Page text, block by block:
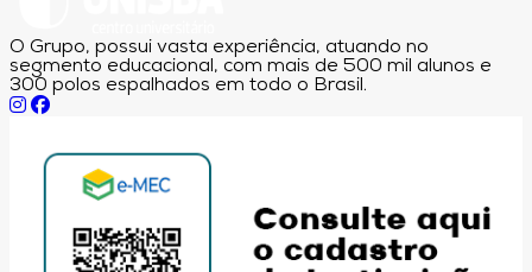
O Grupo, possui vasta experiência, atuando no
segmento educacional, com mais de 500 mil alunos e
300 polos espalhados em todo o Brasil.